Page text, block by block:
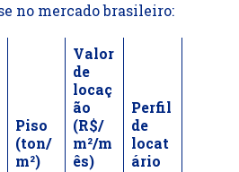
no mercado brasileiro:
Piso
(ton/
m²)
Valor
de
locaç
ão
(R$/
m²/m
ês)
Perfil
de
locat
ário